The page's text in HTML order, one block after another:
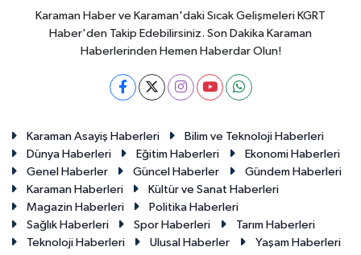
Karaman Haber ve Karaman'daki Sıcak Gelişmeleri KGRT
Haber'den Takip Edebilirsiniz. Son Dakika Karaman
Haberlerinden Hemen Haberdar Olun!
Karaman Asayiş Haberleri
Bilim ve Teknoloji Haberleri
Dünya Haberleri
Eğitim Haberleri
Ekonomi Haberleri
Genel Haberler
Güncel Haberler
Gündem Haberleri
Karaman Haberleri
Kültür ve Sanat Haberleri
Magazin Haberleri
Politika Haberleri
Sağlık Haberleri
Spor Haberleri
Tarım Haberleri
Teknoloji Haberleri
Ulusal Haberler Yaşam Haberleri